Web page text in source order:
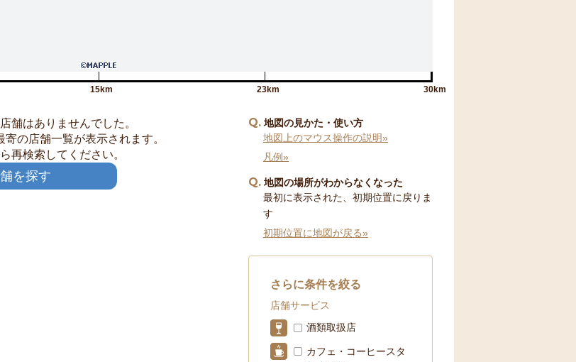
15km 23km 30km
舗はありませんでした。
の店舗一覧が表示されます。
再検索してください。
を探す
Q 地図の見かた・使い方
地図上のマウス操作の説明»
凡例»
Q 地図の場所がわからなくなった
最初に表示された、初期位置に戻りま
す
初期位置に地図が戻る»
さらに条件を絞る
店舗サービス
酒類取扱店
カフェ・コーヒースタ